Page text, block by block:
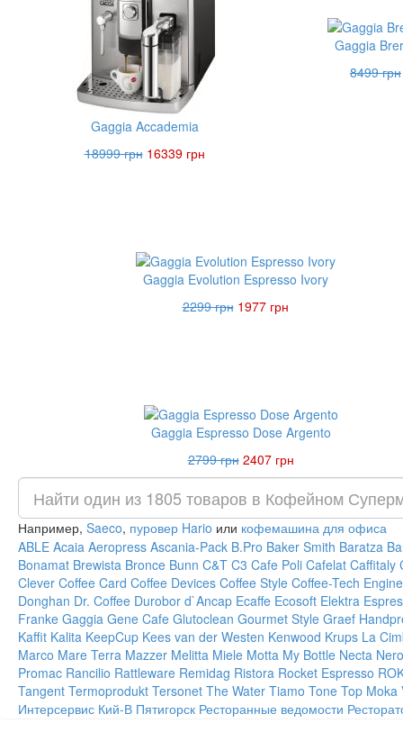
Gaggia Accademia
18999 грн 16339 грн
Gaggia
8499 грн
Gaggia Evolution Espresso Ivory
2299 грн 1977 грн
Gaggia Espresso Dose Argento
2799 грн 2407 грн
Например, Saeco, пуровер Hario или кофемашина для офиса
ABLE Acaia Aeropress Ascania-Pack B.Pro Baker Smith Baratza
Bonamat Brewista Bronce Bunn C&T C3 Cafe Poli Cafelat Caffitaly
Clever Coffee Card Coffee Devices Coffee Style Coffee-Tech
Donghan Dr. Coffee Durobor d`Ancap Ecaffe Ecosoft Elektra
Franke Gaggia Gene Cafe Glutoclean Gourmet Style Graef
Kaffit Kalita KeepCup Kees van der Westen Kenwood Krups La
Marco Mare Terra Mazzer Melitta Miele Motta My Bottle Necta
Promac Rancilio Rattleware Remidag Ristora Rocket Espresso
Tangent Termoprodukt Tersonet The Water Tiamo Tone Top Moka
Интерсервис Кий-В Пятигорск Ресторанные ведомости